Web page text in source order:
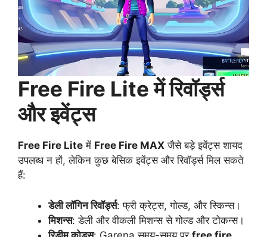
Free Fire Lite में रिवॉर्ड्स
और इवेंट्स
Free Fire Lite में Free Fire MAX जैसे बड़े इवेंट्स शायद
उपलब्ध न हों, लेकिन कुछ बेसिक इवेंट्स और रिवॉर्ड्स मिल सकते
हैं:
डेली लॉगिन रिवॉर्ड्स: फ्री क्रेट्स, गोल्ड, और स्किन्स।
मिशन्स: डेली और वीकली मिशन्स से गोल्ड और टोकन्स।